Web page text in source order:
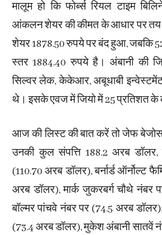
मालूम हो कि फोर्ब्स रियल टाइम
आंकलन शेयर की कीमत के आधार पर तय
शेयर 1878.50 रुपये पर बंद हुआ, जबकि
स्तर 1884.40 रुपये है। अंबानी की
सिल्वर लेक, केकेआर, अबूधाबी
थे। इसके एवज में जियो में 25 प्रतिशत के
आज की लिस्ट की बात करें तो जेफ
उनकी कुल संपत्ति 188.2 अरब
(110.70 अरब डॉलर), बर्नार्ड ऑर्नोल्ट
अरब डॉलर), मार्क जुकरबर्ग चौथे नंबर
बॉल्मर पांचवे नंबर पर (74.5 अरब
(73.4 अरब डॉलर), मुकेश अंबानी सातवें